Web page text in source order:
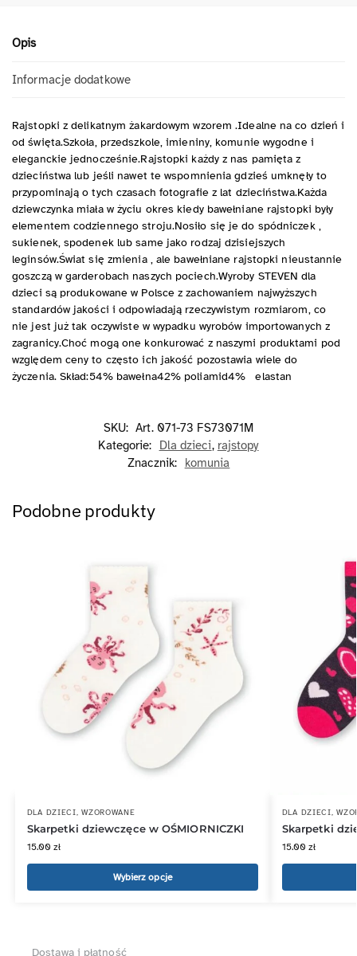
Opis
Informacje dodatkowe
Rajstopki z delikatnym żakardowym wzorem .Idealne na co dzień i
od święta.Szkoła, przedszkole, imieniny, komunie wygodne i
eleganckie jednocześnie.Rajstopki każdy z nas pamięta z
dzieciństwa lub jeśli nawet te wspomnienia gdzieś umknęły to
przypominają o tych czasach fotografie z lat dzieciństwa.Każda
dziewczynka miała w życiu okres kiedy bawełniane rajstopki były
elementem codziennego stroju.Nosiło się je do spódniczek ,
sukienek, spodenek lub same jako rodzaj dzisiejszych
leginsów.Świat się zmienia , ale bawełniane rajstopki nieustannie
goszczą w garderobach naszych pociech.Wyroby STEVEN dla
dzieci są produkowane w Polsce z zachowaniem najwyższych
standardów jakości i odpowiadają rzeczywistym rozmiarom, co
nie jest już tak oczywiste w wypadku wyrobów importowanych z
zagranicy.Choć mogą one konkurować z naszymi produktami pod
względem ceny to często ich jakość pozostawia wiele do
życzenia. Skład:54% bawełna42% poliamid4% elastan
SKU: Art. 071-73 FS73071M
Kategorie:
Dla dzieci, rajstopy
Znacznik:
komunia
Podobne produkty
DLA DZIECI,WZOROWANE
Skarpetki dziewczęce w OŚMIORNICZKI
15.00zł
Wybierz opcje
DLA DZIECI,
Skarpetki
15.00zł
Dostawa i płatność